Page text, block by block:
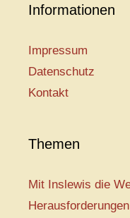
Informationen
Impressum
Datenschutz
Kontakt
Themen
Mit Inslewis die